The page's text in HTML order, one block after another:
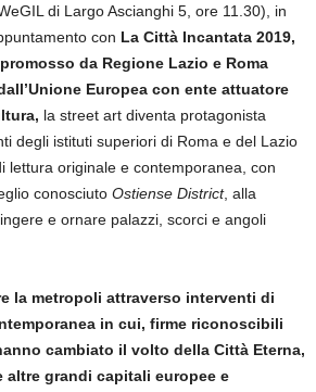
di Largo Ascianghi 5, ore 11.30), in
con La Città Incantata 2019,
da Regione Lazio e Roma
Europea con ente attuatore
la street art diventa protagonista
degli istituti superiori di Roma e del Lazio
lettura originale e contemporanea, con
conosciuto Ostiense District, alla
e ornare palazzi, scorci e angoli
la metropoli attraverso interventi di
in cui, firme riconoscibili
cambiato il volto della Città Eterna,
altre grandi capitali europee e